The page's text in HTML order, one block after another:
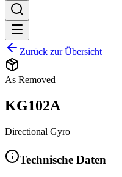
Zurück zur Übersicht
As Removed
KG102A
Directional Gyro
Technische Daten